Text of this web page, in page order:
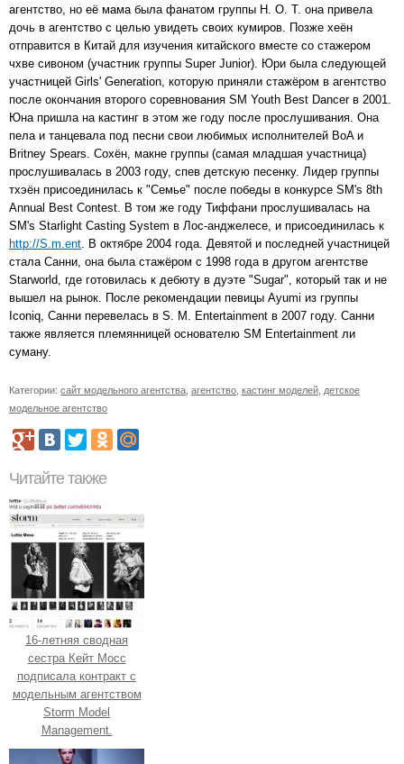
агентство, но её мама была фанатом группы H. O. T. она привела
дочь в агентство с целью увидеть своих кумиров. Позже хеён
отправится в Китай для изучения китайского вместе со стажером
чхве сивоном (участник группы Super Junior). Юри была следующей
участницей Girls' Generation, которую приняли стажёром в агентство
после окончания второго соревнования SM Youth Best Dancer в 2001.
Юна пришла на кастинг в этом же году после прослушивания. Она
пела и танцевала под песни свои любимых исполнителей BoA и
Britney Spears. Сохён, макне группы (самая младшая участница)
прослушивалась в 2003 году, спев детскую песенку. Лидер группы
тхэён присоединилась к "Семье" после победы в конкурсе SM's 8th
Annual Best Contest. В том же году Тиффани прослушивалась на
SM's Starlight Casting System в Лос-анджелесе, и присоединилась к
http://S.m.ent. В октябре 2004 года. Девятой и последней участницей
стала Санни, она была стажёром с 1998 года в другом агентстве
Starworld, где готовилась к дебюту в дуэте "Sugar", который так и не
вышел на рынок. После рекомендации певицы Ayumi из группы
Iconiq, Санни перевелась в S. M. Entertainment в 2007 году. Санни
также является племянницей основателю SM Entertainment ли
суману.
Категории: сайт модельного агентства агентство кастинг моделей детское
модельное агентство
Читайте также
16-летняя сводная
сестра Кейт Мосс
подписала контракт с
модельным агентством
Storm Model
Management.